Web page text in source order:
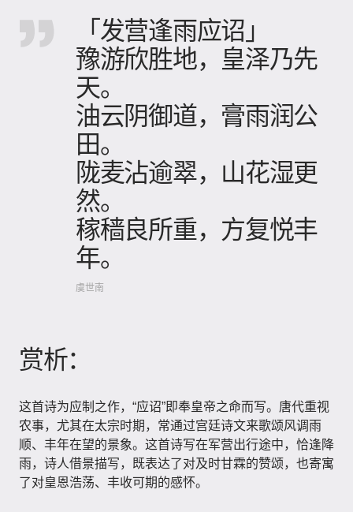
「发营逢雨应诏」
豫游欣胜地，皇泽乃先
天。
油云阴御道，膏雨润公
田。
陇麦沾逾翠，山花湿更
然。
稼穑良所重，方复悦丰
年。
虞世南
赏析：
这首诗为应制之作，“应诏”即奉皇帝之命而写。唐代重视
农事，尤其在太宗时期，常通过宫廷诗文来歌颂风调雨
顺、丰年在望的景象。这首诗写在军营出行途中，恰逢降
雨，诗人借景描写，既表达了对及时甘霖的赞颂，也寄寓
了对皇恩浩荡、丰收可期的感怀。